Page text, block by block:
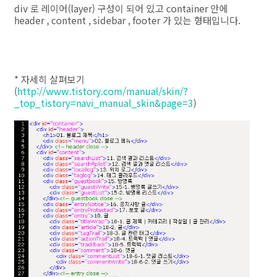
div 로 레이어(layer) 구성이 되어 있고 container 안에
header , content , sidebar , footer 가 있는 형태입니다.
* 자세히 살펴보기
(http://www.tistory.com/manual/skin/?
_top_tistory=navi_manual_skin&page=3)